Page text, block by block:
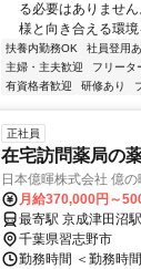
る必要はありませ
様と向き合える環
扶養内勤務OK 社員登用
主婦・主夫歓迎
フリータ
有資格者歓迎
研修あり
正社員
在宅訪問薬局の
日本億暉株式会社 億の
月給370,000円～
千葉県習志野市
勤務時間 ＜勤務時